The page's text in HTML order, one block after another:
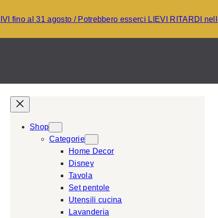
fino al 31 agosto / Potrebbero esserci LIEVI RITARDI
Shop
Categorie
Home Decor
Disney
Tavola
Set pentole
Utensili cucina
Lavanderia